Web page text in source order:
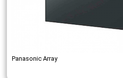
Panasonic Array